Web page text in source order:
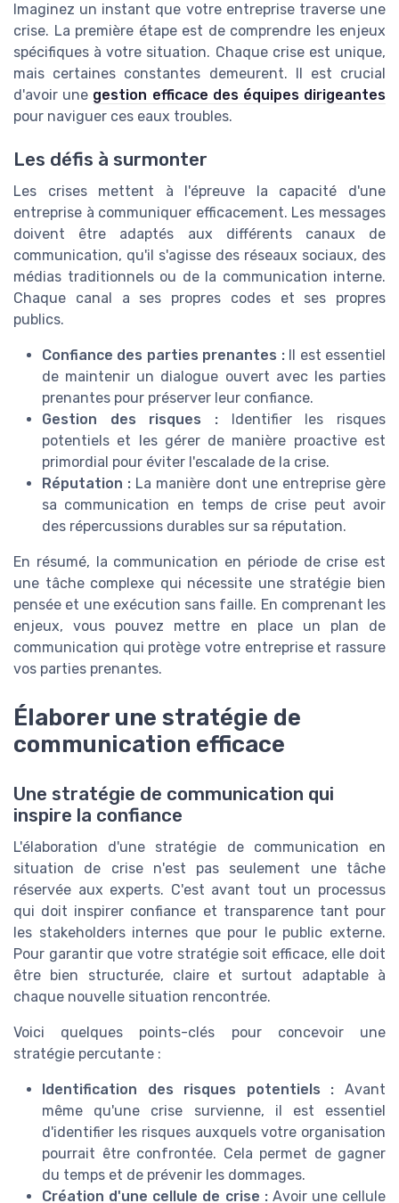
Imaginez un instant que votre entreprise traverse une
crise. La première étape est de comprendre les enjeux
spécifiques à votre situation. Chaque crise est unique,
mais certaines constantes demeurent. Il est crucial
d'avoir une gestion efficace des équipes dirigeantes
pour naviguer ces eaux troubles.
Les défis à surmonter
Les crises mettent à l'épreuve la capacité d'une
entreprise à communiquer efficacement. Les messages
doivent être adaptés aux différents canaux de
communication, qu'il s'agisse des réseaux sociaux, des
médias traditionnels ou de la communication interne.
Chaque canal a ses propres codes et ses propres
publics.
Confiance des parties prenantes :Il est essentiel
de maintenir un dialogue ouvert avec les parties
prenantes pour préserver leur confiance.
Gestion des risques : Identifier les risques
potentiels et les gérer de manière proactive est
primordial pour éviter l'escalade de la crise.
Réputation : La manière dont une entreprise gère
sa communication en temps de crise peut avoir
des répercussions durables sur sa réputation.
En résumé, la communication en période de crise est
une tâche complexe qui nécessite une stratégie bien
pensée et une exécution sans faille. En comprenant les
enjeux, vous pouvez mettre en place un plan de
communication qui protège votre entreprise et rassure
vos parties prenantes.
Élaborer une stratégie de
communication efficace
Une stratégie de communication qui
inspire la confiance
L'élaboration d'une stratégie de communication en
situation de crise n'est pas seulement une tâche
réservée aux experts. C'est avant tout un processus
qui doit inspirer confiance et transparence tant pour
les stakeholders internes que pour le public externe.
Pour garantir que votre stratégie soit efficace, elle doit
être bien structurée, claire et surtout adaptable à
chaque nouvelle situation rencontrée.
Voici quelques points-clés pour concevoir une
stratégie percutante :
Identification des risques potentiels : Avant
même qu'une crise survienne, il est essentiel
d'identifier les risques auxquels votre organisation
pourrait être confrontée. Cela permet de gagner
du temps et de prévenir les dommages.
Création d'une cellule de crise :Avoir une cellule